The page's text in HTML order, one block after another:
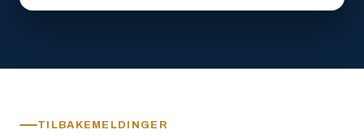
TILBAKEMELDINGER